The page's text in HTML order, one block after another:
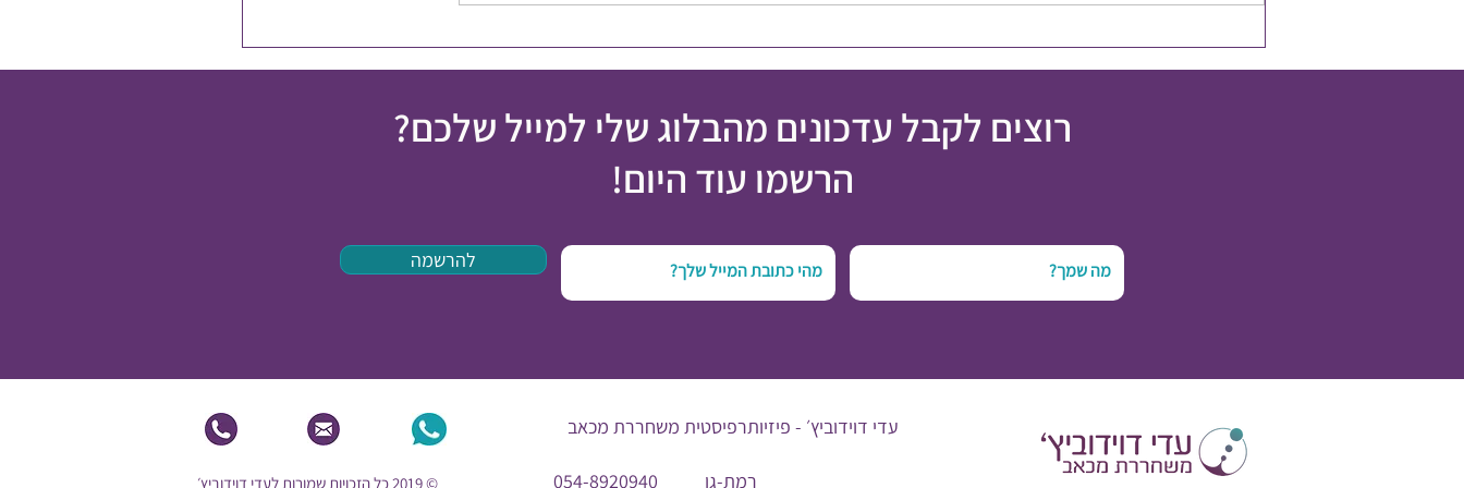
רוצים לקבל עדכונים מהבלוג שלי למייל שלכם?
הרשמו עוד היום!
להרשמה
© 2019 כל הזכויות שמורות לעדי דוידוביץ׳
עדי דוידוביץ׳ - פיזיותרפיסטית משחררת מכאב
054-8920940 רמת-גן